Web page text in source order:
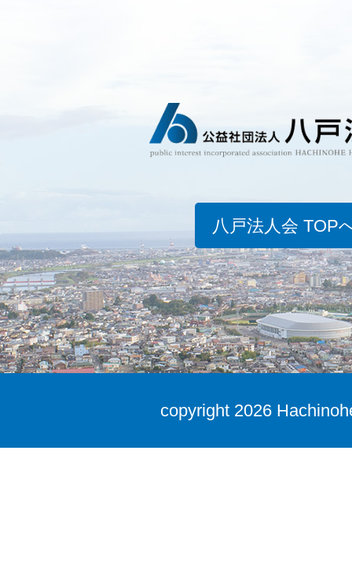
八戸法人会 TOP
copyright 2026